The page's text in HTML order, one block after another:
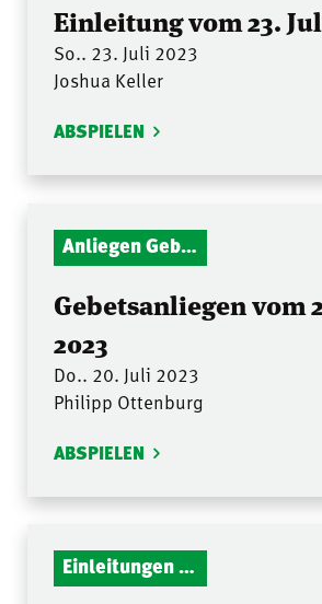
Einleitung vom 23.
So.. 23. Juli 2023
Joshua Keller
ABSPIELEN
Anliegen Gebetsstunde
Gebetsanliegen vom
2023
Do.. 20. Juli 2023
Philipp Ottenburg
ABSPIELEN
Einleitungen Gottesdienst